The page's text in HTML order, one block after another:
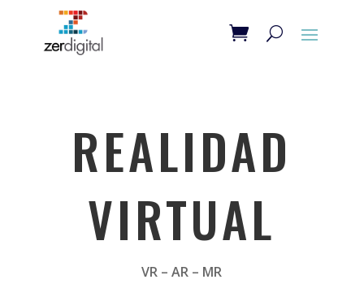
REALIDAD
VIRTUAL
VR – AR – MR